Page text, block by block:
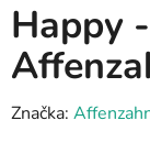
Happy
Značka: